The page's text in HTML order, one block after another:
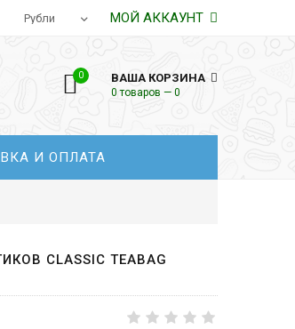
МОЙ АККАУНТ
0 ВАША КОРЗИНА
0 товаров — 0
И ОПЛАТА
CLASSIC TEABAG